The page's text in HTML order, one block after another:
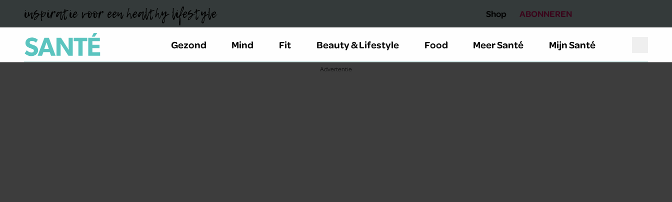
inspiratie voor een healthy lifestyle Shop ABONNEREN
Gezond Mind Fit Beauty & Lifestyle Food Meer Santé Mijn Santé